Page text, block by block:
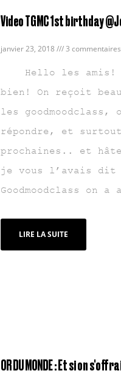
Video TGMC 1st birthday
janvier 23, 2018 3 commentaires
Hello les amis!
bien! On reçoit
les
répondre, et surtout
prochaines.. et hâte
je vous l’avais
Goodmoodclass on
LIRE LA SUITE
OR DU MONDE : Et si on